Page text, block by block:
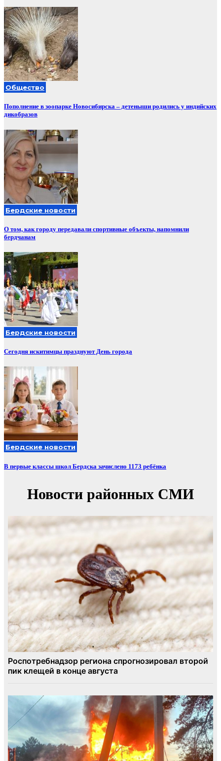
Общество
Пополнение в зоопарке Новосибирска – детеныши родились у индийских
дикобразов
Бердские новости
О том, как городу передавали спортивные объекты, напомнили
бердчанам
Бердские новости
Сегодня искитимцы празднуют День города
Бердские новости
В первые классы школ Бердска зачислено 1173 ребёнка